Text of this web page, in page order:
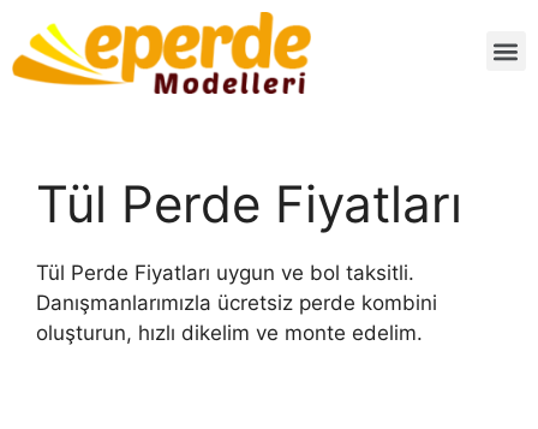
Tül Perde Fiyatları
Tül Perde Fiyatları uygun ve bol taksitli.
Danışmanlarımızla ücretsiz perde kombini
oluşturun, hızlı dikelim ve monte edelim.